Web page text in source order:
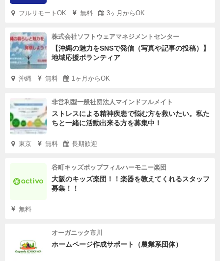
フルリモートOK 無料 3ヶ月からOK
株式会社ソフトウェアマネジメントセンター
【沖縄の魅力をSNSで発信（写真や記事の投稿）】
地域応援ボランティア
沖縄 無料 1ヶ月からOK
非営利型一般社団法人マインドフルメイト
ストレスによる精神疾患で悩む方を救いたい。私た
ちと一緒に活動出来る方を募集中！
東京 無料 長期歓迎
谷町キッズポップフィルハーモニー楽団
大阪のキッズ楽団！！楽器を教えてくれるスタッフ
募集！！
無料
オーガニック市川
ホームページ作成サポート（農業系団体）